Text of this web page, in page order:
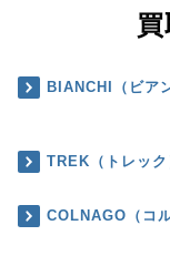
BIANCHI（ビア
TREK（トレック
COLNAGO（コ